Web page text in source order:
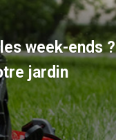
week-ends ?
jardin